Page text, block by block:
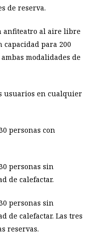
de reserva.
anfiteatro al aire libre
para 200
modalidades de
usuarios en cualquier
personas con
personas sin
de calefactar.
personas sin
de calefactar. Las tres
reservas.